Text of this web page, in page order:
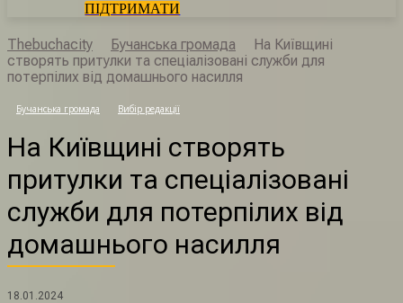
ПІДТРИМАТИ
Thebuchacity Бучанська громада
На Київщині
створять притулки та спеціалізовані служби для
потерпілих від домашнього насилля
Бучанська громада Вибір редакції
На Київщині створять
притулки та спеціалізовані
служби для потерпілих від
домашнього насилля
18.01.2024